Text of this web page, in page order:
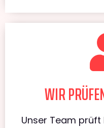
WIR
Unser Team